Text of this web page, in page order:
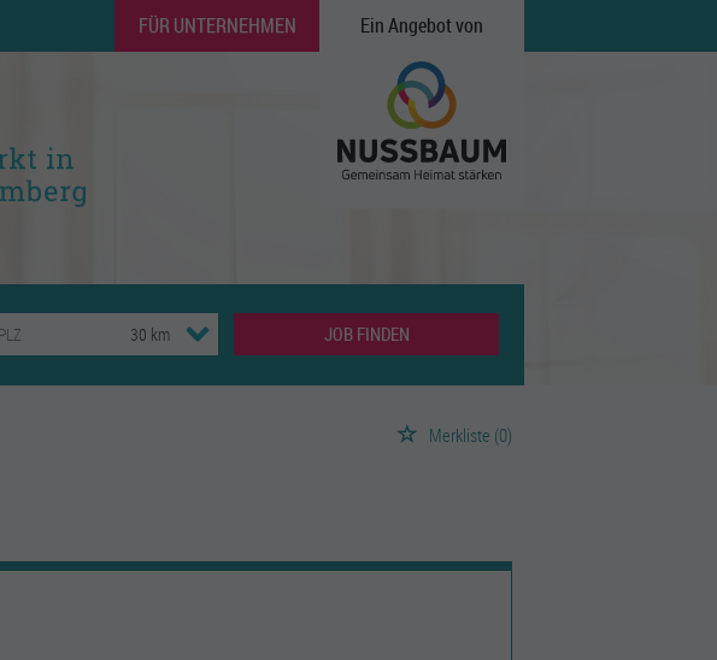
FÜR UNTERNEHMEN Ein Angebot von
JOB FINDEN
Merkliste (0)